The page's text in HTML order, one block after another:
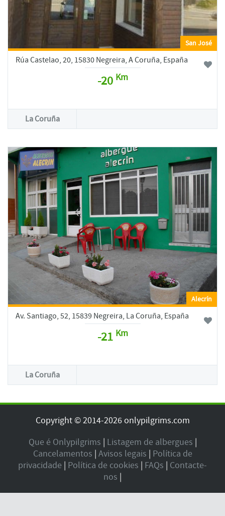
San José
Rúa Castelao, 20, 15830 Negreira, A Coruña, España
-20 Km
La Coruña
Alecrín
Av. Santiago, 52, 15839 Negreira, La Coruña, España
-21 Km
La Coruña
Copyright © 2014-2026 onlypilgrims.com
Que é Onlypilgrims | Listagem de albergues |
Cancelamentos | Avisos legais | Política de
privacidade | Política de cookies | FAQs | Contacte-
nos |